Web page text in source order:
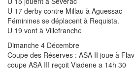
U 17 derby contre Millau à Aguessac
Féminines se déplacent à Requista.
U 19 vont à Villefranche
Dimanche 4 Décembre
Coupe des Réserves : ASA II joue à
coupe ASA III reçoit Viadene a 14h 30